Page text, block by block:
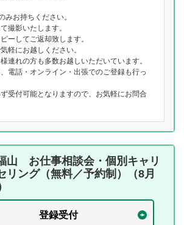
みお持ちください。
撮影いたします。
ーしてご返却致します。
軽にお越しください。
連れの方も多数お越しいただいています。
電話・オンライン・出張でのご登録も行っ
受付可能となりますので、お気軽にお問合
山 お仕事相談会・個別キャリ
リング（無料／予約制）（8月
登録受付